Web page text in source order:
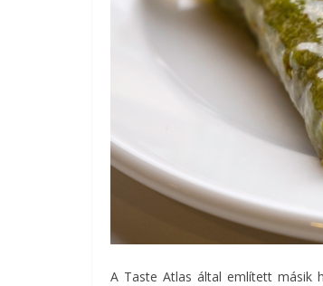
A Taste Atlas által említett másik